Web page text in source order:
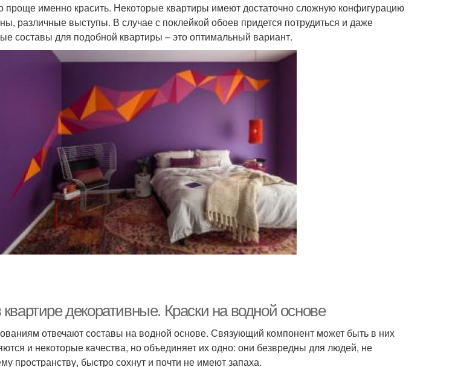
проще именно красить. Некоторые квартиры имеют достаточно сложную конфигурацию
различные выступы. В случае с поклейкой обоев придется потрудиться и даже
составы для подобной квартиры – это оптимальный вариант.
декоративные. Краски на водной основе
отвечают составы на водной основе. Связующий компонент может быть в них
и некоторые качества, но объединяет их одно: они безвредны для людей, не
пространству, быстро сохнут и почти не имеют запаха.